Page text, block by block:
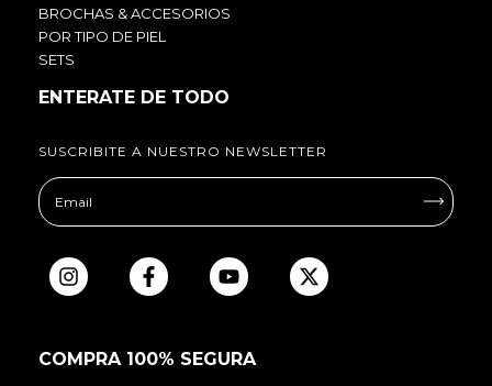
BROCHAS & ACCESORIOS
POR TIPO DE PIEL
SETS
ENTERATE DE TODO
SUSCRIBITE A NUESTRO NEWSLETTER
COMPRA 100% SEGURA